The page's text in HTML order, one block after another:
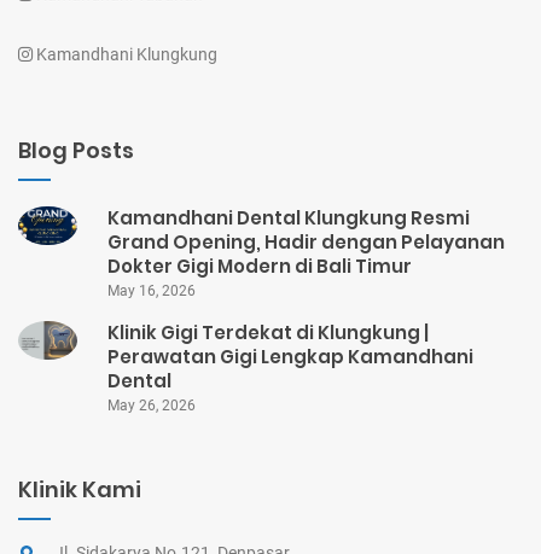
Kamandhani Klungkung
Blog Posts
Kamandhani Dental Klungkung Resmi
Grand Opening, Hadir dengan Pelayanan
Dokter Gigi Modern di Bali Timur
May 16, 2026
Klinik Gigi Terdekat di Klungkung |
Perawatan Gigi Lengkap Kamandhani
Dental
May 26, 2026
Klinik Kami